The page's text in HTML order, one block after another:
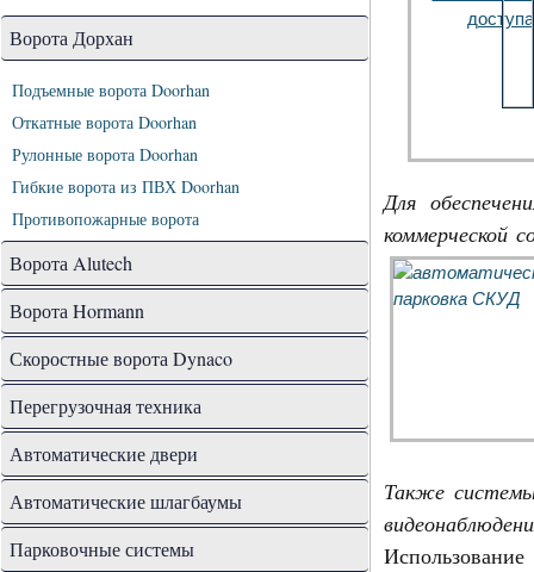
Ворота Дорхан
Подъемные ворота Doorhan
Откатные ворота Doorhan
Рулонные ворота Doorhan
Гибкие ворота из ПВХ Doorhan
Противопожарные ворота
Ворота Alutech
Ворота Hormann
Скоростные ворота Dynaco
Перегрузочная техника
Автоматические двери
Автоматические шлагбаумы
Парковочные системы
Для
коммерческой
Также